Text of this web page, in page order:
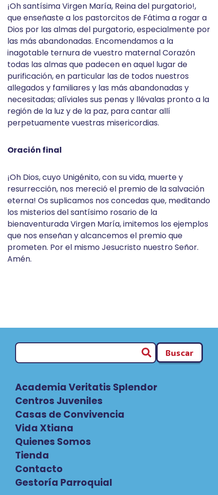
¡Oh santísima Virgen María, Reina del purgatorio!,
que enseñaste a los pastorcitos de Fátima a rogar a
Dios por las almas del purgatorio, especialmente por
las más abandonadas. Encomendamos a la
inagotable ternura de vuestro maternal Corazón
todas las almas que padecen en aquel lugar de
purificación, en particular las de todos nuestros
allegados y familiares y las más abandonadas y
necesitadas; alíviales sus penas y llévalas pronto a la
región de la luz y de la paz, para cantar allí
perpetuamente vuestras misericordias.
Oración final
¡Oh Dios, cuyo Unigénito, con su vida, muerte y
resurrección, nos mereció el premio de la salvación
eterna! Os suplicamos nos concedas que, meditando
los misterios del santísimo rosario de la
bienaventurada Virgen María, imitemos los ejemplos
que nos enseñan y alcancemos el premio que
prometen. Por el mismo Jesucristo nuestro Señor.
Amén.
Buscar
Academia Veritatis Splendor
Centros Juveniles
Casas de Convivencia
Vida Xtiana
Quienes Somos
Tienda
Contacto
Gestoría Parroquial